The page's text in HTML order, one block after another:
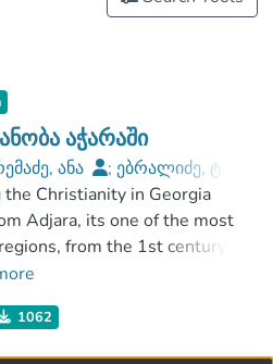
აჭარაში
ანა ; ებრალიძე, ტ.
მეცნიერებათა და
ფაკულტეტი
საპატრიარქოს წმიდა
the Christianity in Georgia
Adjara, its one of the most
from the 1st century.
was built in Adjara,
and archeological data.
find the village without a
1062